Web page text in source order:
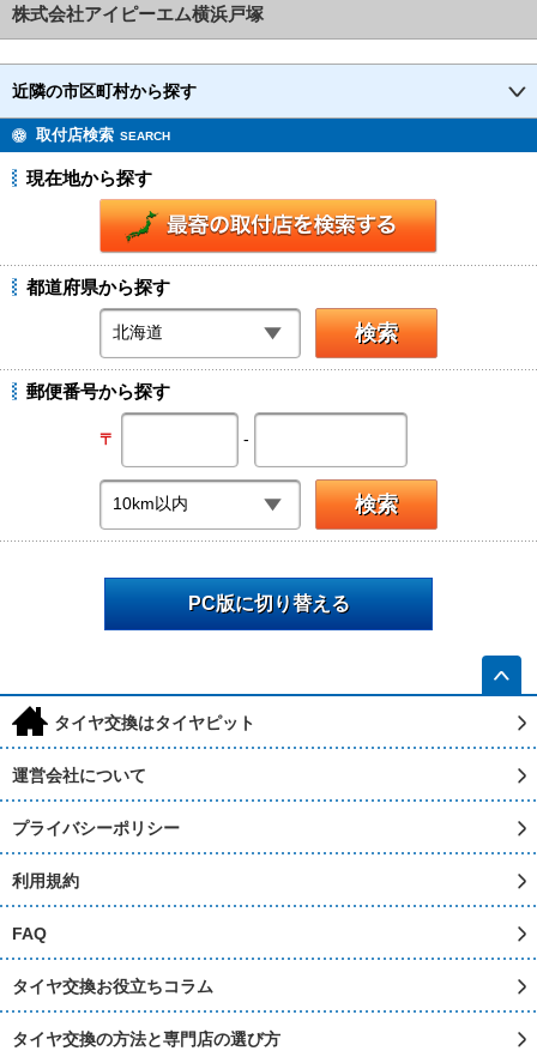
株式会社アイピーエム横浜戸塚
近隣の市区町村から探す
取付店検索 SEARCH
現在地から探す
都道府県から探す
郵便番号から探す
〒 -
PC版に切り替える
h タイヤ交換はタイヤピット
運営会社について
プライバシーポリシー
利用規約
FAQ
タイヤ交換お役立ちコラム
タイヤ交換の方法と専門店の選び方